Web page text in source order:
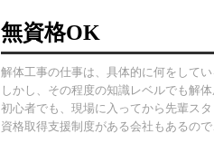
無資格OK
解体工事の仕事は、具体的に何をして
しかし、その程度の知識レベルでも解
初心者でも、現場に入ってから先輩ス
資格取得支援制度がある会社もあるの